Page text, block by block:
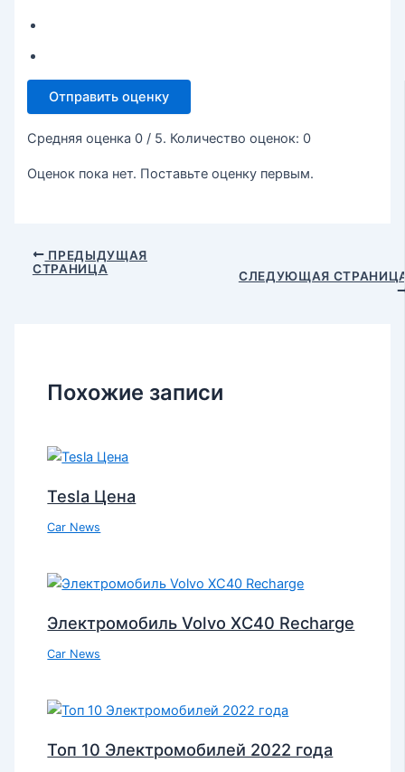
Отправить оценку
Средняя оценка 0 / 5. Количество оценок: 0
Оценок пока нет. Поставьте оценку первым.
ПРЕДЫДУЩАЯ
СТРАНИЦА
СЛЕДУЮЩАЯ
Похожие записи
Tesla Цена
Car News
Электромобиль Volvo XC40 Recharge
Car News
Топ 10 Электромобилей 2022 года